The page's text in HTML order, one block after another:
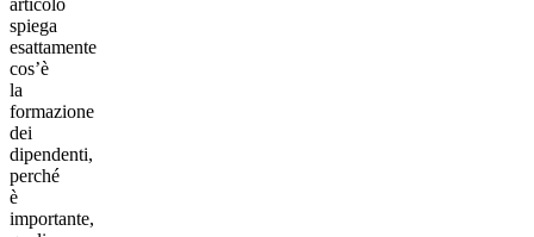
spiega
esattamente
cos’è
la
formazione
dei
dipendenti,
perché
è
importante,